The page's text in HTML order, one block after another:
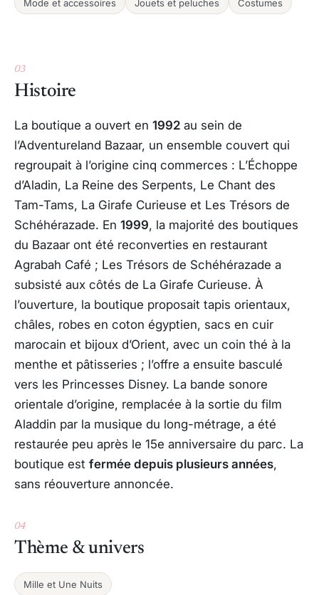
Mode et accessoires Jouets et peluches Costumes
03
Histoire
La boutique a ouvert en 1992 au sein de
l’Adventureland Bazaar, un ensemble couvert qui
regroupait à l’origine cinq commerces : L’Échoppe
d’Aladin, La Reine des Serpents, Le Chant des
Tam-Tams, La Girafe Curieuse et Les Trésors de
Schéhérazade. En 1999, la majorité des boutiques
du Bazaar ont été reconverties en restaurant
Agrabah Café ; Les Trésors de Schéhérazade a
subsisté aux côtés de La Girafe Curieuse. À
l’ouverture, la boutique proposait tapis orientaux,
châles, robes en coton égyptien, sacs en cuir
marocain et bijoux d’Orient, avec un coin thé à la
menthe et pâtisseries ; l’offre a ensuite basculé
vers les Princesses Disney. La bande sonore
orientale d’origine, remplacée à la sortie du film
Aladdin par la musique du long-métrage, a été
restaurée peu après le 15e anniversaire du parc. La
boutique est fermée depuis plusieurs années,
sans réouverture annoncée.
04
Thème & univers
Mille et Une Nuits